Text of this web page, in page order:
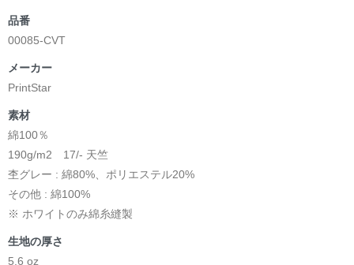
品番
00085-CVT
メーカー
PrintStar
素材
綿100％
190g/m2 17/- 天竺
杢グレー : 綿80%、ポリエステル20%
その他 : 綿100%
※ ホワイトのみ綿糸縫製
生地の厚さ
5.6 oz